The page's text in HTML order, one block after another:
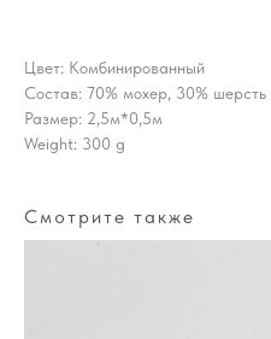
Цвет: Комбинированный
Состав: 70% мохер, 30% шерсть
Размер: 2,5м*0,5м
Weight: 300 g
Смотрите также